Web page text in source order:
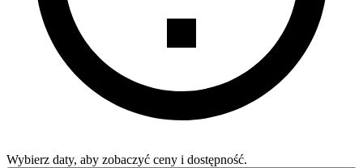
Wybierz daty, aby zobaczyć ceny i dostępność.